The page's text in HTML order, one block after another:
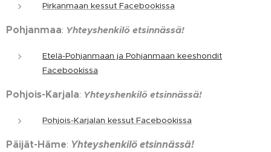
Pirkanmaan kessut Facebookissa
Pohjanmaa: Yhteyshenkilö etsinnässä!
Etelä-Pohjanmaan ja Pohjanmaan keeshondit
Facebookissa
Pohjois-Karjala: Yhteyshenkilö etsinnässä!
Pohjois-Karjalan kessut Facebookissa
Päijät-Häme: Yhteyshenkilö etsinnässä!